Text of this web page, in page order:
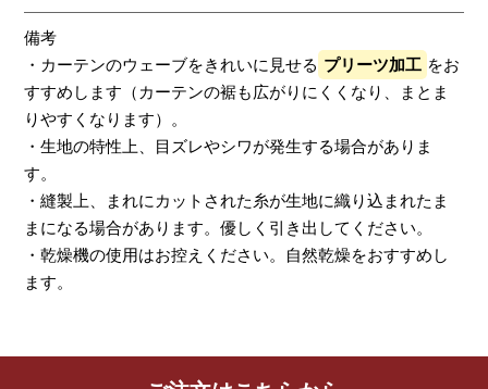
備考
・カーテンのウェーブをきれいに見せる プリーツ加工 をお
すすめします（カーテンの裾も広がりにくくなり、まとま
りやすくなります）。
・生地の特性上、目ズレやシワが発生する場合がありま
す。
・縫製上、まれにカットされた糸が生地に織り込まれたま
まになる場合があります。優しく引き出してください。
・乾燥機の使用はお控えください。自然乾燥をおすすめし
ます。
レビューを書く